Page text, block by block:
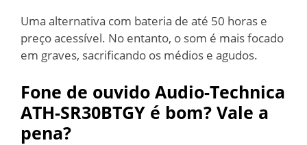
Uma alternativa com bateria de até 50 horas e
preço acessível. No entanto, o som é mais focado
em graves, sacrificando os médios e agudos.
Fone de ouvido Audio-Technica
ATH-SR30BTGY é bom? Vale a
pena?